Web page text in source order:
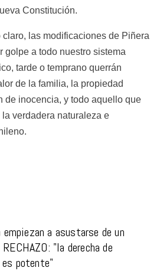
Constitución.
las modificaciones de Piñera
golpe a todo nuestro sistema
tarde o temprano querrán
de la familia, la propiedad
de inocencia, y todo aquello que
verdadera naturaleza e
a asustarse de un
"la derecha de
potente"